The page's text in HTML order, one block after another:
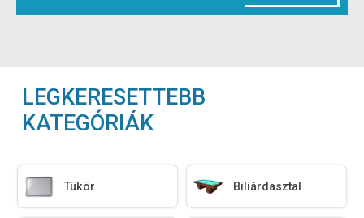
LEGKERESETTEBB
KATEGÓRIÁK
Tükör Biliárdasztal